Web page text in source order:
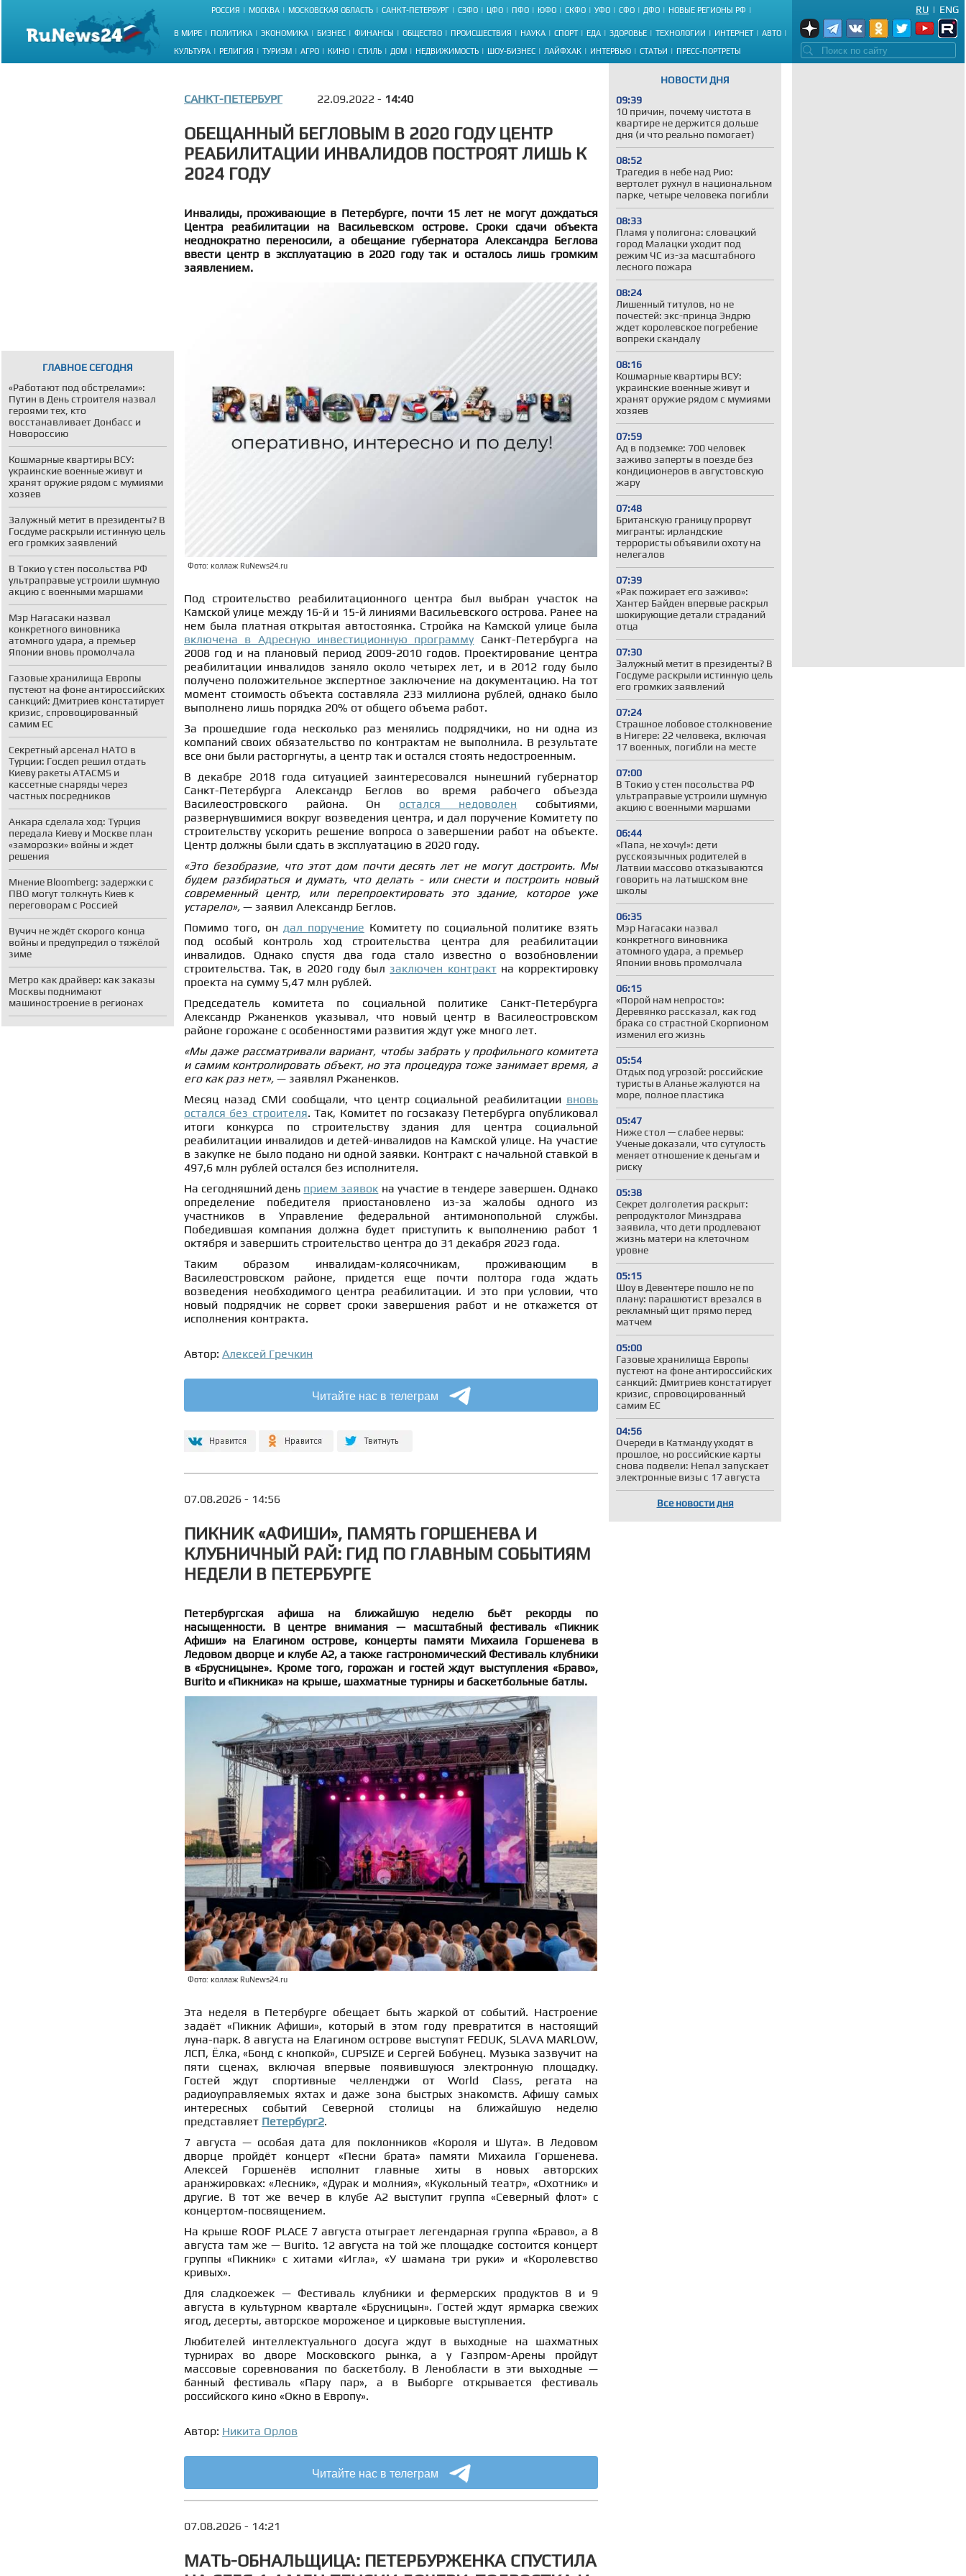
РОССИЯ МОСКВА МОСКОВСКАЯ ОБЛАСТЬ САНКТ-ПЕТЕРБУРГ СЗФО ЦФО ПФО ЮФО СКФО УФО СФО ДФО НОВЫЕ РЕГИОНЫ РФ
В МИРЕ ПОЛИТИКА ЭКОНОМИКА БИЗНЕС ФИНАНСЫ ОБЩЕСТВО ПРОИСШЕСТВИЯ НАУКА СПОРТ ЕДА ЗДОРОВЬЕ ТЕХНОЛОГИИ ИНТЕРНЕТ АВТО
КУЛЬТУРА РЕЛИГИЯ ТУРИЗМ АГРО КИНО СТИЛЬ ДОМ НЕДВИЖИМОСТЬ ШОУ-БИЗНЕС ЛАЙФХАК ИНТЕРВЬЮ СТАТЬИ ПРЕСС-ПОРТРЕТЫ
ENG
|
RU
ГЛАВНОЕ СЕГОДНЯ
«Работают под обстрелами»:
Путин в День строителя назвал
героями тех, кто
восстанавливает Донбасс и
Новороссию
Кошмарные квартиры ВСУ:
украинские военные живут и
хранят оружие рядом с мумиями
хозяев
Залужный метит в президенты? В
Госдуме раскрыли истинную цель
его громких заявлений
В Токио у стен посольства РФ
ультраправые устроили шумную
акцию с военными маршами
Мэр Нагасаки назвал
конкретного виновника
атомного удара, а премьер
Японии вновь промолчала
Газовые хранилища Европы
пустеют на фоне антироссийских
санкций: Дмитриев констатирует
кризис, спровоцированный
самим ЕС
Секретный арсенал НАТО в
Турции: Госдеп решил отдать
Киеву ракеты ATACMS и
кассетные снаряды через
частных посредников
Анкара сделала ход: Турция
передала Киеву и Москве план
«заморозки» войны и ждет
решения
Мнение Bloomberg: задержки с
ПВО могут толкнуть Киев к
переговорам с Россией
Вучич не ждёт скорого конца
войны и предупредил о тяжёлой
зиме
Метро как драйвер: как заказы
Москвы поднимают
машиностроение в регионах
НОВОСТИ ДНЯ
09:39
10 причин, почему чистота в
квартире не держится дольше
дня (и что реально помогает)
08:52
Трагедия в небе над Рио:
вертолет рухнул в национальном
парке, четыре человека погибли
08:33
Пламя у полигона: словацкий
город Малацки уходит под
режим ЧС из-за масштабного
лесного пожара
08:24
Лишенный титулов, но не
почестей: экс-принца Эндрю
ждет королевское погребение
вопреки скандалу
08:16
Кошмарные квартиры ВСУ:
украинские военные живут и
хранят оружие рядом с мумиями
хозяев
07:59
Ад в подземке: 700 человек
заживо заперты в поезде без
кондиционеров в августовскую
жару
07:48
Британскую границу прорвут
мигранты: ирландские
террористы объявили охоту на
нелегалов
07:39
«Рак пожирает его заживо»:
Хантер Байден впервые раскрыл
шокирующие детали страданий
отца
07:30
Залужный метит в президенты? В
Госдуме раскрыли истинную цель
его громких заявлений
07:24
Страшное лобовое столкновение
в Нигере: 22 человека, включая
17 военных, погибли на месте
07:00
В Токио у стен посольства РФ
ультраправые устроили шумную
акцию с военными маршами
06:44
«Папа, не хочу!»: дети
русскоязычных родителей в
Латвии массово отказываются
говорить на латышском вне
школы
06:35
Мэр Нагасаки назвал
конкретного виновника
атомного удара, а премьер
Японии вновь промолчала
06:15
«Порой нам непросто»:
Деревянко рассказал, как год
брака со страстной Скорпионом
изменил его жизнь
05:54
Отдых под угрозой: российские
туристы в Аланье жалуются на
море, полное пластика
05:47
Ниже стол — слабее нервы:
Ученые доказали, что сутулость
меняет отношение к деньгам и
риску
05:38
Секрет долголетия раскрыт:
репродуктолог Минздрава
заявила, что дети продлевают
жизнь матери на клеточном
уровне
05:15
Шоу в Девентере пошло не по
плану: парашютист врезался в
рекламный щит прямо перед
матчем
05:00
Газовые хранилища Европы
пустеют на фоне антироссийских
санкций: Дмитриев констатирует
кризис, спровоцированный
самим ЕС
04:56
Очереди в Катманду уходят в
прошлое, но российские карты
снова подвели: Непал запускает
электронные визы с 17 августа
Все новости дня
САНКТ-ПЕТЕРБУРГ 22.09.2022 - 14:40
ОБЕЩАННЫЙ БЕГЛОВЫМ В 2020 ГОДУ ЦЕНТР
РЕАБИЛИТАЦИИ ИНВАЛИДОВ ПОСТРОЯТ ЛИШЬ К
2024 ГОДУ
Инвалиды, проживающие в Петербурге, почти 15 лет не могут дождаться
Центра реабилитации на Васильевском острове. Сроки сдачи объекта
неоднократно переносили, а обещание губернатора Александра Беглова
ввести центр в эксплуатацию в 2020 году так и осталось лишь громким
заявлением.
Фото: коллаж RuNews24.ru
Под строительство реабилитационного центра был выбран участок на
Камской улице между 16-й и 15-й линиями Васильевского острова. Ранее на
нем была платная открытая автостоянка. Стройка на Камской улице была
включена в Адресную инвестиционную программу Санкт-Петербурга на
2008 год и на плановый период 2009-2010 годов. Проектирование центра
реабилитации инвалидов заняло около четырех лет, и в 2012 году было
получено положительное экспертное заключение на документацию. На тот
момент стоимость объекта составляла 233 миллиона рублей, однако было
выполнено лишь порядка 20% от общего объема работ.
За прошедшие года несколько раз менялись подрядчики, но ни одна из
компаний своих обязательство по контрактам не выполнила. В результате
все они были расторгнуты, а центр так и остался стоять недостроенным.
В декабре 2018 года ситуацией заинтересовался нынешний губернатор
Санкт-Петербурга Александр Беглов во время рабочего объезда
Василеостровского района. Он остался недоволен событиями,
развернувшимися вокруг возведения центра, и дал поручение Комитету по
строительству ускорить решение вопроса о завершении работ на объекте.
Центр должны были сдать в эксплуатацию в 2020 году.
«Это безобразие, что этот дом почти десять лет не могут достроить. Мы
будем разбираться и думать, что делать - или снести и построить новый
современный центр, или перепроектировать это здание, которое уже
устарело», — заявил Александр Беглов.
Помимо того, он дал поручение Комитету по социальной политике взять
под особый контроль ход строительства центра для реабилитации
инвалидов. Однако спустя два года стало известно о возобновлении
строительства. Так, в 2020 году былзаключен контрактна корректировку
проекта на сумму 5,47 млн рублей.
Председатель комитета по социальной политике Санкт-Петербурга
Александр Ржаненков указывал, что новый центр в Василеостровском
районе горожане с особенностями развития ждут уже много лет.
«Мы даже рассматривали вариант, чтобы забрать у профильного комитета
и самим контролировать объект, но эта процедура тоже занимает время, а
его как раз нет», — заявлял Ржаненков.
Месяц назад СМИ сообщали, что центр социальной реабилитации вновь
остался без строителя. Так, Комитет по госзаказу Петербурга опубликовал
итоги конкурса по строительству здания для центра социальной
реабилитации инвалидов и детей-инвалидов на Камской улице. На участие
в закупке не было подано ни одной заявки. Контракт с начальной ставкой в
497,6 млн рублей остался без исполнителя.
На сегодняшний день прием заявок на участие в тендере завершен. Однако
определение победителя приостановлено из-за жалобы одного из
участников в Управление федеральной антимонопольной службы.
Победившая компания должна будет приступить к выполнению работ 1
октября и завершить строительство центра до 31 декабря 2023 года.
Таким образом инвалидам-колясочникам, проживающим в
Василеостровском районе, придется еще почти полтора года ждать
возведения необходимого центра реабилитации. И это при условии, что
новый подрядчик не сорвет сроки завершения работ и не откажется от
исполнения контракта.
Автор: Алексей Гречкин
Читайте нас в телеграм
07.08.2026 - 14:56
ПИКНИК «АФИШИ», ПАМЯТЬ ГОРШЕНЕВА И
КЛУБНИЧНЫЙ РАЙ: ГИД ПО ГЛАВНЫМ СОБЫТИЯМ
НЕДЕЛИ В ПЕТЕРБУРГЕ
Петербургская афиша на ближайшую неделю бьёт рекорды по
насыщенности. В центре внимания — масштабный фестиваль «Пикник
Афиши» на Елагином острове, концерты памяти Михаила Горшенева в
Ледовом дворце и клубе А2, а также гастрономический Фестиваль клубники
в «Брусницыне». Кроме того, горожан и гостей ждут выступления «Браво»,
Burito и «Пикника» на крыше, шахматные турниры и баскетбольные батлы.
Фото: коллаж RuNews24.ru
Эта неделя в Петербурге обещает быть жаркой от событий. Настроение
задаёт «Пикник Афиши», который в этом году превратится в настоящий
луна-парк. 8 августа на Елагином острове выступят FEDUK, SLAVA MARLOW,
ЛСП, Ёлка, «Бонд с кнопкой», CUPSIZE и Сергей Бобунец. Музыка зазвучит на
пяти сценах, включая впервые появившуюся электронную площадку.
Гостей ждут спортивные челленджи от World Class, регата на
радиоуправляемых яхтах и даже зона быстрых знакомств. Афишу самых
интересных событий Северной столицы на ближайшую неделю
представляет Петербург2.
7 августа — особая дата для поклонников «Короля и Шута». В Ледовом
дворце пройдёт концерт «Песни брата» памяти Михаила Горшенева.
Алексей Горшенёв исполнит главные хиты в новых авторских
аранжировках: «Лесник», «Дурак и молния», «Кукольный театр», «Охотник» и
другие. В тот же вечер в клубе А2 выступит группа «Северный флот» с
концертом-посвящением.
На крыше ROOF PLACE 7 августа отыграет легендарная группа «Браво», а 8
августа там же — Burito. 12 августа на той же площадке состоится концерт
группы «Пикник» с хитами «Игла», «У шамана три руки» и «Королевство
кривых».
Для сладкоежек — Фестиваль клубники и фермерских продуктов 8 и 9
августа в культурном квартале «Брусницын». Гостей ждут ярмарка свежих
ягод, десерты, авторское мороженое и цирковые выступления.
Любителей интеллектуального досуга ждут в выходные на шахматных
турнирах во дворе Московского рынка, а у Газпром-Арены пройдут
массовые соревнования по баскетболу. В Ленобласти в эти выходные —
банный фестиваль «Пару пар», а в Выборге открывается фестиваль
российского кино «Окно в Европу».
Автор: Никита Орлов
Читайте нас в телеграм
07.08.2026 - 14:21
МАТЬ-ОБНАЛЬЩИЦА: ПЕТЕРБУРЖЕНКА СПУСТИЛА